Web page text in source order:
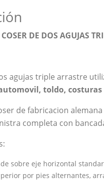
DE DOS AGUJAS
agujas triple arrastre
toldo,
de fabricacion
completa con
sobre eje horizontal standar
por pies alternantes,